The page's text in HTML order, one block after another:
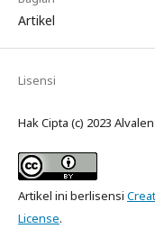
Artikel
Lisensi
Hak Cipta (c) 2023
Artikel ini berlisensi
License.